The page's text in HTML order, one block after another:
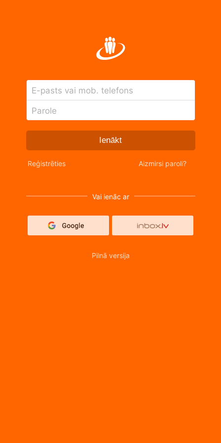
E-pasts vai mob. telefons
Parole
Ienākt
Reģistrēties Aizmirsi paroli?
Vai ienāc ar
Pilnā versija